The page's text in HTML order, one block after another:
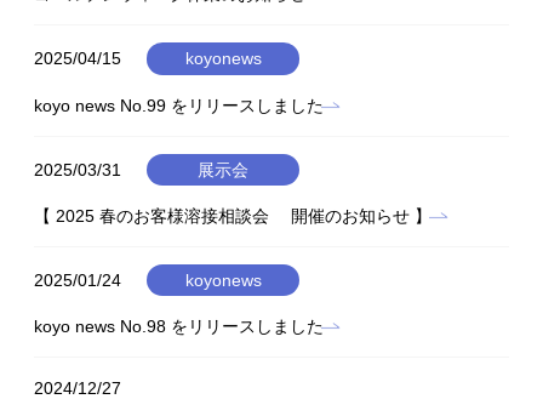
2025/04/15 koyonews
koyo news No.99 をリリースしました
2025/03/31 展示会
【 2025 春のお客様溶接相談会 開催のお知らせ 】
2025/01/24 koyonews
koyo news No.98 をリリースしました
2024/12/27